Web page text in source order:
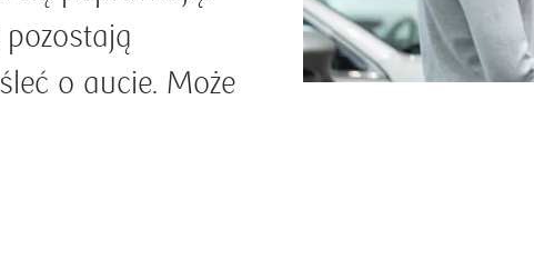
o aucie. Może